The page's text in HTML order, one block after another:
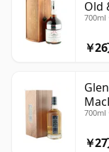
Old
700ml
￥
700ml
￥